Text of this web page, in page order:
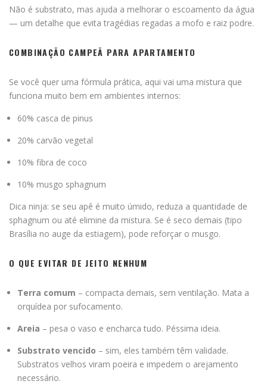
Não é substrato, mas ajuda a melhorar o escoamento da água
— um detalhe que evita tragédias regadas a mofo e raiz podre.
COMBINAÇÃO CAMPEÃ PARA APARTAMENTO
Se você quer uma fórmula prática, aqui vai uma mistura que
funciona muito bem em ambientes internos:
60% casca de pinus
20% carvão vegetal
10% fibra de coco
10% musgo sphagnum
Dica ninja: se seu apê é muito úmido, reduza a quantidade de
sphagnum ou até elimine da mistura. Se é seco demais (tipo
Brasília no auge da estiagem), pode reforçar o musgo.
O QUE EVITAR DE JEITO NENHUM
Terra comum – compacta demais, sem ventilação. Mata a
orquídea por sufocamento.
Areia – pesa o vaso e encharca tudo. Péssima ideia.
Substrato vencido – sim, eles também têm validade.
Substratos velhos viram poeira e impedem o arejamento
necessário.